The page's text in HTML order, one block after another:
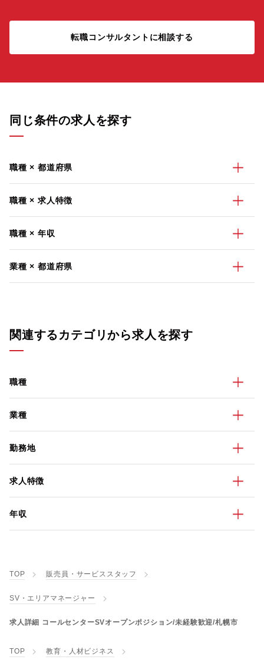
転職コンサルタントに相談する
同じ条件の求人を探す
職種 × 都道府県
職種 × 求人特徴
職種 × 年収
業種 × 都道府県
関連するカテゴリから求人を探す
職種
業種
勤務地
求人特徴
年収
TOP 販売員・サービススタッフ
SV・エリアマネージャー
求人詳細 コールセンターSVオープンポジション/未経験歓迎/札幌市
TOP 教育・人材ビジネス